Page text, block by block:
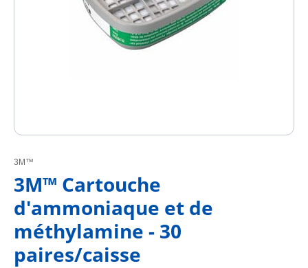
3M™
3M™ Cartouche
d'ammoniaque et de
méthylamine - 30
paires/caisse